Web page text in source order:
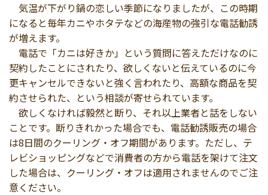
気温が下がり鍋の恋しい季節になりましたが、この時期
になると毎年カニやホタテなどの海産物の強引な電話勧誘
が増えます。
電話で「カニは好きか」という質問に答えただけなのに
契約したことにされたり、欲しくないと伝えているのに今
更キャンセルできないと強く言われたり、高額な商品を契
約させられた、という相談が寄せられています。
欲しくなければ毅然と断り、それ以上業者と話をしない
ことです。断りきれかった場合でも、電話勧誘販売の場合
は8日間のクーリング・オフ期間があります。ただし、テ
レビショッピングなどで消費者の方から電話を架けて注文
した場合は、クーリング・オフは適用されませんのでご注
意ください。